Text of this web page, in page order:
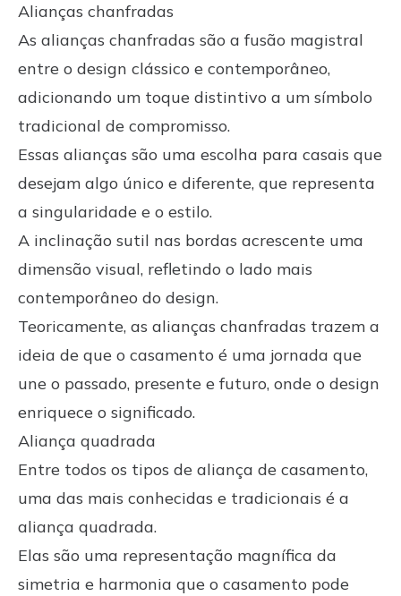
Alianças chanfradas
As alianças chanfradas são a fusão magistral
entre o design clássico e contemporâneo,
adicionando um toque distintivo a um símbolo
tradicional de compromisso.
Essas alianças são uma escolha para casais que
desejam algo único e diferente, que representa
a singularidade e o estilo.
A inclinação sutil nas bordas acrescente uma
dimensão visual, refletindo o lado mais
contemporâneo do design.
Teoricamente, as alianças chanfradas trazem a
ideia de que o casamento é uma jornada que
une o passado, presente e futuro, onde o design
enriquece o significado.
Aliança quadrada
Entre todos os tipos de aliança de casamento,
uma das mais conhecidas e tradicionais é a
aliança quadrada.
Elas são uma representação magnífica da
simetria e harmonia que o casamento pode